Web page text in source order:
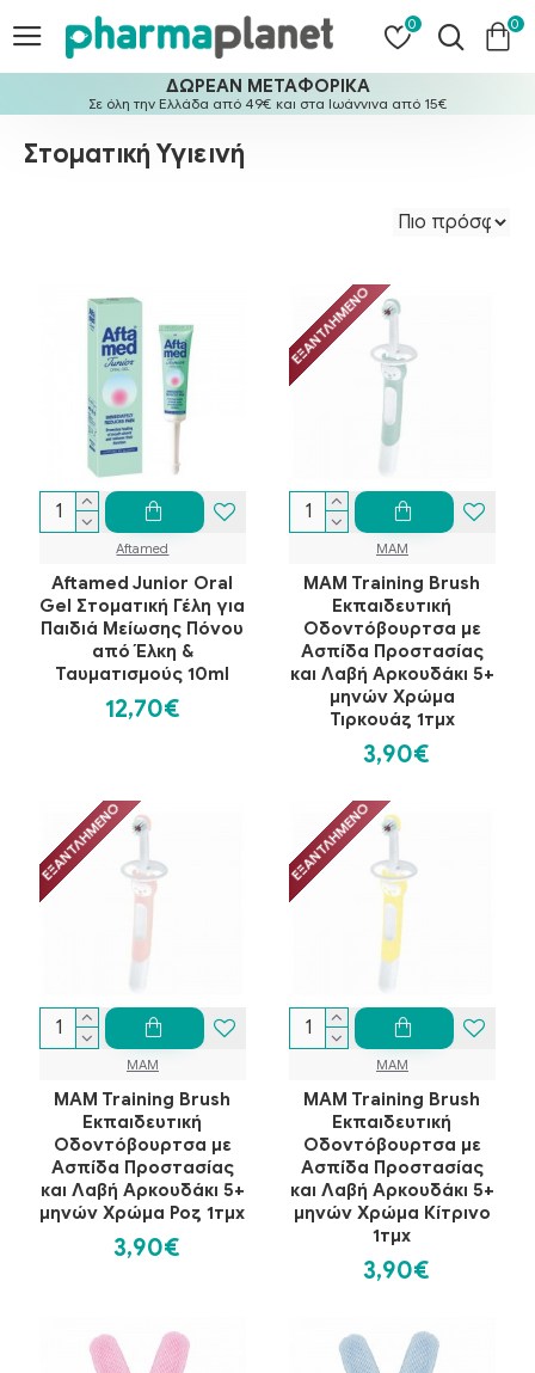
0 0
ΔΩΡΕΑΝ ΜΕΤΑΦΟΡΙΚΑ
Σε όλη την Ελλάδα από 49€ και στα Ιωάννινα από 15€
Στοματική Υγιεινή
Aftamed
Aftamed Junior Oral
Gel Στοματική Γέλη για
Παιδιά Μείωσης Πόνου
από Έλκη &
Ταυματισμούς 10ml
12,70€
ΕΞΑΝΤΛΗΜΈΝΟ
MAM
MAM Training Brush
Εκπαιδευτική
Οδοντόβουρτσα με
Ασπίδα Προστασίας
και Λαβή Αρκουδάκι 5+
μηνών Χρώμα
Τιρκουάζ 1τμχ
3,90€
ΕΞΑΝΤΛΗΜΈΝΟ
MAM
MAM Training Brush
Εκπαιδευτική
Οδοντόβουρτσα με
Ασπίδα Προστασίας
και Λαβή Αρκουδάκι 5+
μηνών Χρώμα Ροζ 1τμχ
3,90€
ΕΞΑΝΤΛΗΜΈΝΟ
MAM
MAM Training Brush
Εκπαιδευτική
Οδοντόβουρτσα με
Ασπίδα Προστασίας
και Λαβή Αρκουδάκι 5+
μηνών Χρώμα Κίτρινο
1τμχ
3,90€